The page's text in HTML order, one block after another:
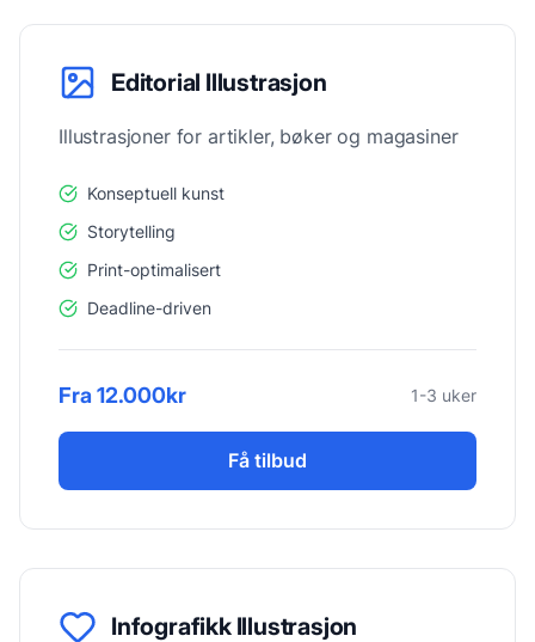
Editorial Illustrasjon
Illustrasjoner for artikler, bøker og magasiner
Konseptuell kunst
Storytelling
Print-optimalisert
Deadline-driven
Fra 12.000kr 1-3 uker
Få tilbud
Infografikk Illustrasjon